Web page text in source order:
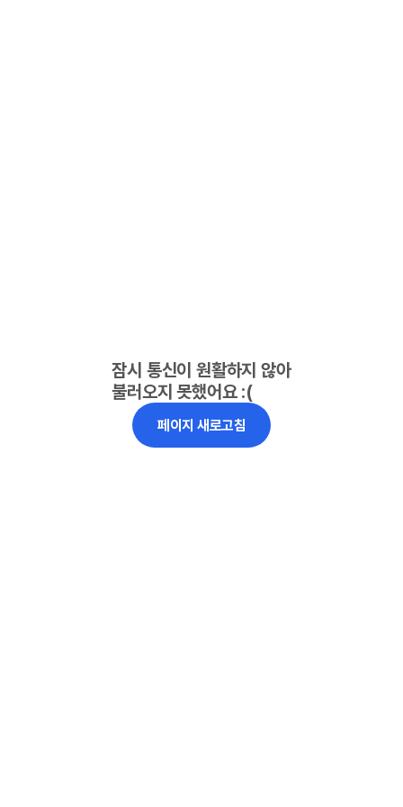
잠시 통신이 원활하지 않아
불러오지 못했어요 :(
페이지 새로고침